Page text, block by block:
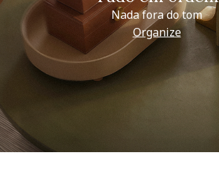
Nada fora do tom
Organize